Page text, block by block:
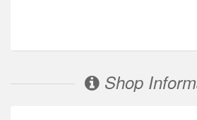
Shop